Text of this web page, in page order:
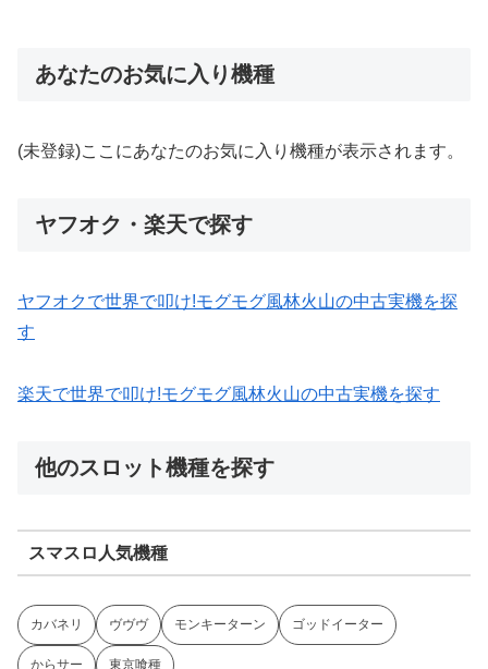
あなたのお気に入り機種
(未登録)ここにあなたのお気に入り機種が表示されます。
ヤフオク・楽天で探す
ヤフオクで世界で叩け!モグモグ風林火山の中古実機を探
す
楽天で世界で叩け!モグモグ風林火山の中古実機を探す
他のスロット機種を探す
スマスロ人気機種
カバネリ ヴヴヴ モンキーターン ゴッドイーター
からサー 東京喰種